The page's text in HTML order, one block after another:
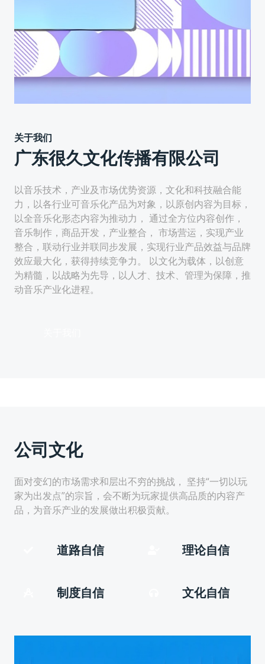
关于我们
广东很久文化传播有限公司
以音乐技术，产业及市场优势资源，文化和科技融合能
力，以各行业可音乐化产品为对象，以原创内容为目标，
以全音乐化形态内容为推动力， 通过全方位内容创作，
音乐制作，商品开发，产业整合， 市场营运，实现产业
整合，联动行业并联同步发展，实现行业产品效益与品牌
效应最大化，获得持续竞争力。 以文化为载体，以创意
为精髓，以战略为先导，以人才、技术、管理为保障，推
动音乐产业化进程。
公司文化
面对变幻的市场需求和层出不穷的挑战， 坚持“一切以玩
家为出发点”的宗旨，会不断为玩家提供高品质的内容产
品，为音乐产业的发展做出积极贡献。
道路自信 理论自信
制度自信 文化自信